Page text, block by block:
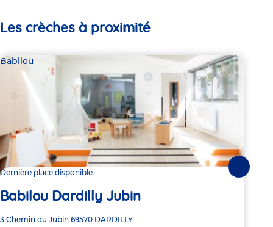
Les crèches à proximité
Babilou
Dernière place disponible
Babilou Dardilly Jubin
Adresse
3 Chemin du Jubin 69570 DARDILLY